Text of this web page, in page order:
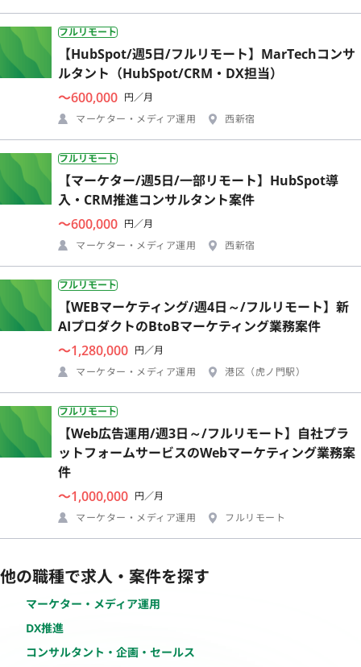
フルリモート
【HubSpot/週5日/フルリモート】MarTechコンサ
ルタント（HubSpot/CRM・DX担当）
〜600,000 円／月
マーケター・メディア運用
西新宿
フルリモート
【マーケター/週5日/一部リモート】HubSpot導
入・CRM推進コンサルタント案件
〜600,000 円／月
マーケター・メディア運用
西新宿
フルリモート
【WEBマーケティング/週4日～/フルリモート】新
AIプロダクトのBtoBマーケティング業務案件
〜1,280,000 円／月
マーケター・メディア運用
港区（虎ノ門駅）
フルリモート
【Web広告運用/週3日～/フルリモート】自社プラ
ットフォームサービスのWebマーケティング業務案
件
〜1,000,000 円／月
マーケター・メディア運用
フルリモート
他の職種で求人・案件を探す
マーケター・メディア運用
DX推進
コンサルタント・企画・セールス